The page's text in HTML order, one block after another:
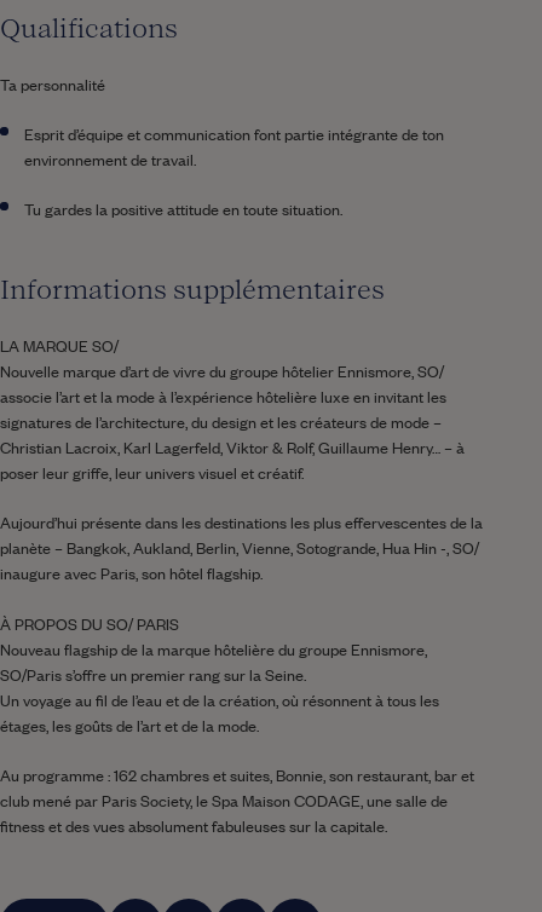
Qualifications
Ta personnalité
Esprit d’équipe et communication font partie intégrante de ton
environnement de travail.
Tu gardes la positive attitude en toute situation.
Informations supplémentaires
LA MARQUE SO/
Nouvelle marque d’art de vivre du groupe hôtelier Ennismore, SO/
associe l’art et la mode à l’expérience hôtelière luxe en invitant les
signatures de l’architecture, du design et les créateurs de mode –
Christian Lacroix, Karl Lagerfeld, Viktor & Rolf, Guillaume Henry… – à
poser leur griffe, leur univers visuel et créatif.
Aujourd’hui présente dans les destinations les plus effervescentes de la
planète – Bangkok, Aukland, Berlin, Vienne, Sotogrande, Hua Hin -, SO/
inaugure avec Paris, son hôtel flagship.
À PROPOS DU SO/ PARIS
Nouveau flagship de la marque hôtelière du groupe Ennismore,
SO/Paris s’offre un premier rang sur la Seine.
Un voyage au fil de l’eau et de la création, où résonnent à tous les
étages, les goûts de l’art et de la mode.
Au programme : 162 chambres et suites, Bonnie, son restaurant, bar et
club mené par Paris Society, le Spa Maison CODAGE, une salle de
fitness et des vues absolument fabuleuses sur la capitale.